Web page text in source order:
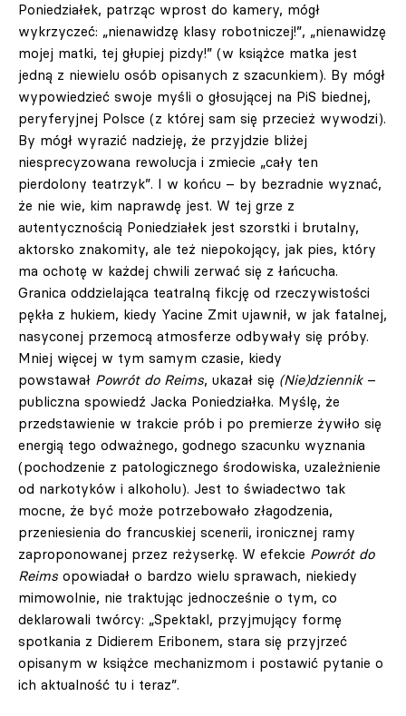
Poniedziałek, patrząc wprost do kamery, mógł
wykrzyczeć: „nienawidzę klasy robotniczej!”, „nienawidzę
mojej matki, tej głupiej pizdy!” (w książce matka jest
jedną z niewielu osób opisanych z szacunkiem). By mógł
wypowiedzieć swoje myśli o głosującej na PiS biednej,
peryferyjnej Polsce (z której sam się przecież wywodzi).
By mógł wyrazić nadzieję, że przyjdzie bliżej
niesprecyzowana rewolucja i zmiecie „cały ten
pierdolony teatrzyk”. I w końcu – by bezradnie wyznać,
że nie wie, kim naprawdę jest. W tej grze z
autentycznością Poniedziałek jest szorstki i brutalny,
aktorsko znakomity, ale też niepokojący, jak pies, który
ma ochotę w każdej chwili zerwać się z łańcucha.
Granica oddzielająca teatralną fikcję od rzeczywistości
pękła z hukiem, kiedy Yacine Zmit ujawnił, w jak fatalnej,
nasyconej przemocą atmosferze odbywały się próby.
Mniej więcej w tym samym czasie, kiedy
powstawał Powrót do Reims, ukazał się (Nie)dziennik–
publiczna spowiedź Jacka Poniedziałka. Myślę, że
przedstawienie w trakcie prób i po premierze żywiło się
energią tego odważnego, godnego szacunku wyznania
(pochodzenie z patologicznego środowiska, uzależnienie
od narkotyków i alkoholu). Jest to świadectwo tak
mocne, że być może potrzebowało złagodzenia,
przeniesienia do francuskiej scenerii, ironicznej ramy
zaproponowanej przez reżyserkę. W efekcie Powrót do
Reims opowiadał o bardzo wielu sprawach, niekiedy
mimowolnie, nie traktując jednocześnie o tym, co
deklarowali twórcy: „Spektakl, przyjmujący formę
spotkania z Didierem Eribonem, stara się przyjrzeć
opisanym w książce mechanizmom i postawić pytanie o
ich aktualność tu i teraz”.